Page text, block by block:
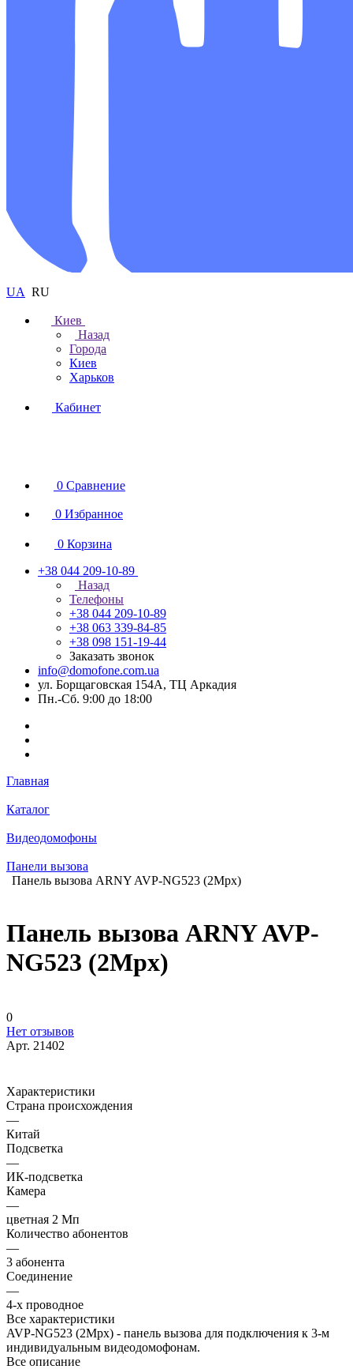
UA RU
Киев
Назад
Города
Киев
Харьков
Кабинет
0 Сравнение
0 Избранное
0 Корзина
+38 044 209-10-89
Назад
Телефоны
+38 044 209-10-89
+38 063 339-84-85
+38 098 151-19-44
Заказать звонок
info@domofone.com.ua
ул. Борщаговская 154А, ТЦ Аркадия
Пн.-Сб. 9:00 до 18:00
Главная
Каталог
Видеодомофоны
Панели вызова
Панель вызова ARNY AVP-NG523 (2Mpx)
Панель вызова ARNY AVP-
NG523 (2Mpx)
0
Нет отзывов
Арт. 21402
Характеристики
Страна происхождения
—
Китай
Подсветка
—
ИК-подсветка
Камера
—
цветная 2 Мп
Количество абонентов
—
3 абонента
Соединение
—
4-х проводное
Все характеристики
AVP-NG523 (2Mpx) - панель вызова для подключения к 3-м
индивидуальным видеодомофонам.
Все описание